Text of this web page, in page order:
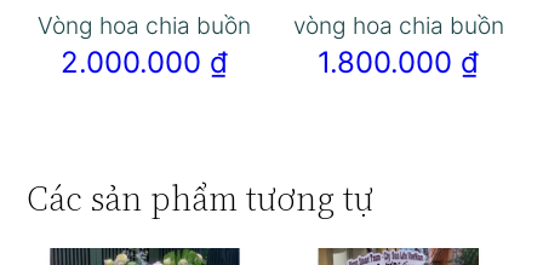
Vòng hoa chia buồn
2.000.000 ₫
vòng hoa chia buồn
1.800.000 ₫
Các sản phẩm tương tự